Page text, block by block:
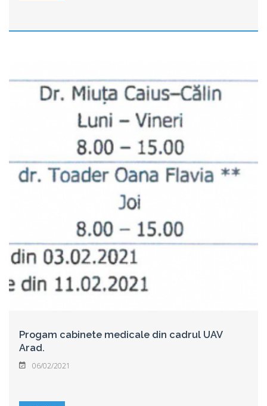
Progam cabinete medicale din cadrul UAV
Arad.
06/02/2021